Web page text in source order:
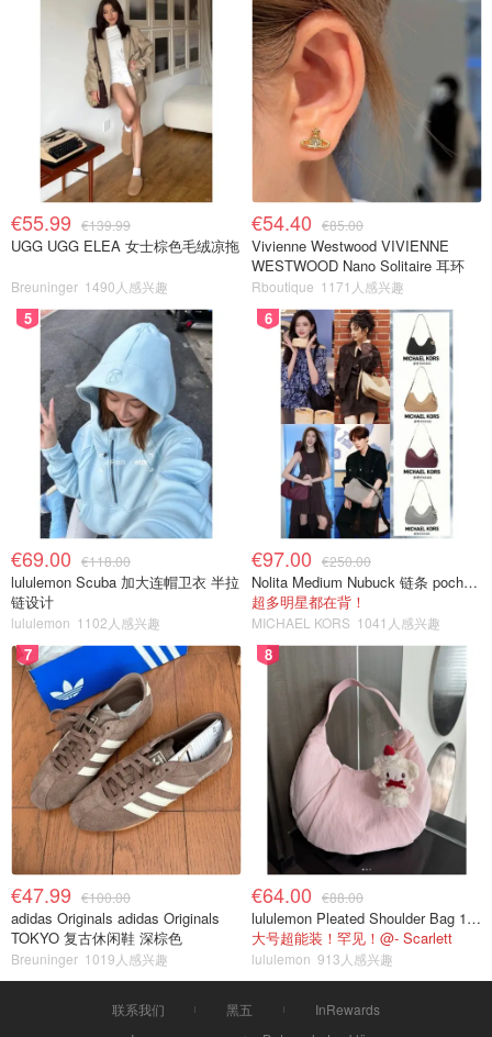
€55.99 €139.99
UGG UGG ELEA 女士棕色毛绒凉拖
Breuninger 1490人感兴趣
€54.40 €85.00
Vivienne Westwood VIVIENNE
WESTWOOD Nano Solitaire 耳环
Rboutique 1171人感兴趣
5
€69.00 €118.00
lululemon Scuba 加大连帽卫衣 半拉
链设计
lululemon 1102人感兴趣
6
€97.00 €250.00
Nolita Medium Nubuck 链条 pochette
超多明星都在背！
MICHAEL KORS 1041人感兴趣
7
€47.99 €100.00
adidas Originals adidas Originals
TOKYO 复古休闲鞋 深棕色
Breuninger 1019人感兴趣
8
€64.00 €88.00
lululemon Pleated Shoulder Bag 10L 单肩包
大号超能装！罕见！@- Scarlett
lululemon 913人感兴趣
联系我们 黑五
InRewards